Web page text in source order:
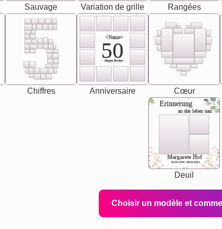
Sauvage Variation de grille Rangées
Chiffres
<Name>
50
-Happy Birday-
Anniversaire Cœur
Erinnerung
an das leben uan
Margarete Hof
02.05.1940 - 08.04.2021
Deuil
Choisir un modèle et